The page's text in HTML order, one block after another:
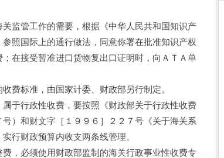
监管工作的需要，根据《中华人民共和国知识产
照国际上的通行做法，同意你署在批准知识产权
在接受暂准进口货物复出口证明时，向ＡＴＡ单
费标准，由国家计委、财政部另行制定。
于行政性收费，要按照《财政部关于行政性收费
）和财文字［１９９６］２２７号《关于海关系
行财政预算内收支两条线管理。
，必须使用财政部监制的海关行政事业性收费专